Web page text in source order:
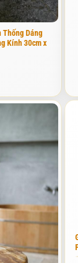
khi chế tác,
tắm. Nó
chịu được mọi
Đây là lựa chọn
nắng mưa và hơi
Granite mang
Dáng
Kính 30cm x